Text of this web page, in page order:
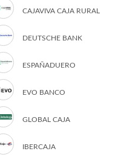
CAJAVIVA CAJA RURAL
DEUTSCHE BANK
ESPAÑADUERO
EVO BANCO
GLOBAL CAJA
IBERCAJA